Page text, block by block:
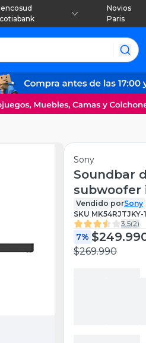
Novios
Paris
Sony
Soundbar
subwoofer
S400
Vendido porSony
SKU MK54RJTJKY-1
3.5(2)
7%
$269.990